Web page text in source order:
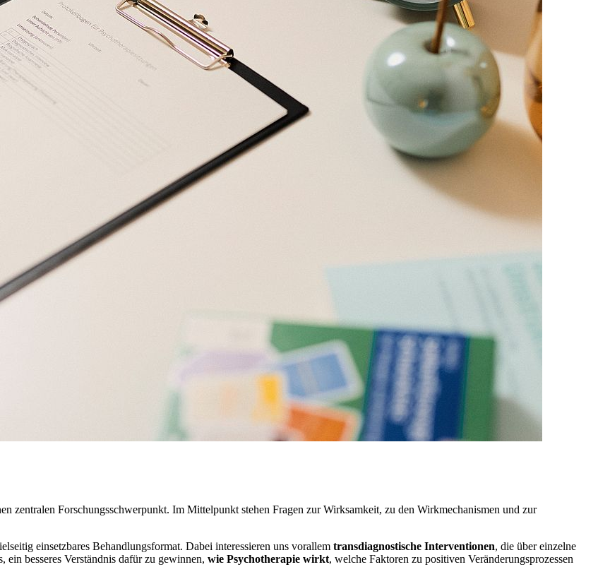
zentralen Forschungsschwerpunkt. Im Mittelpunkt stehen Fragen zur Wirksamkeit, zu den Wirkmechanismen und zur
einsetzbares Behandlungsformat. Dabei interessieren uns vorallem transdiagnostische Interventionen, die über einzelne
ein besseres Verständnis dafür zu gewinnen, wie Psychotherapie wirkt, welche Faktoren zu positiven Veränderungsprozessen